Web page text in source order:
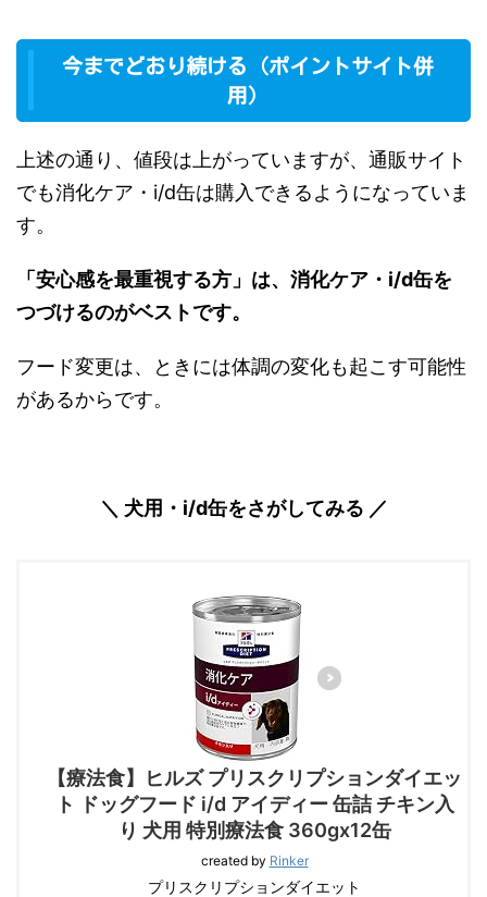
今までどおり続ける（ポイントサイト併
用）
上述の通り、値段は上がっていますが、通販サイト
でも消化ケア・i/d缶は購入できるようになっていま
す。
「安心感を最重視する方」は、消化ケア・i/d缶を
つづけるのがベストです。
フード変更は、ときには体調の変化も起こす可能性
があるからです。
＼ 犬用・i/d缶をさがしてみる ／
【療法食】ヒルズ プリスクリプションダイエッ
ト ドッグフード i/d アイディー 缶詰 チキン入
り 犬用 特別療法食 360gx12缶
created by Rinker
プリスクリプションダイエット